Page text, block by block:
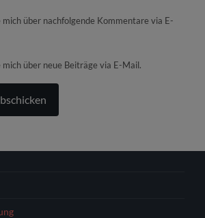
mich über nachfolgende Kommentare via E-
mich über neue Beiträge via E-Mail.